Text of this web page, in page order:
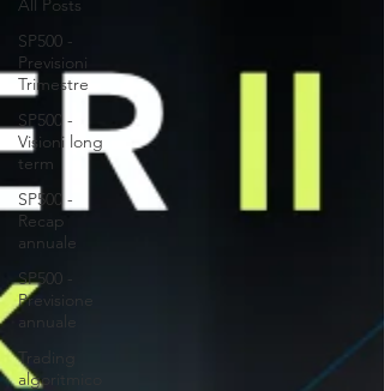
All Posts
SP500 -
Previsioni
Trimestre
SP500 -
Visioni long
term
SP500 -
Recap
annuale
SP500 -
Previsione
annuale
Trading
algoritmico